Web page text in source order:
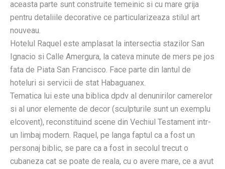
aceasta parte sunt construite temeinic si cu mare grija
pentru detaliile decorative ce particularizeaza stilul art
nouveau.
Hotelul Raquel este amplasat la intersectia stazilor San
Ignacio si Calle Amergura, la cateva minute de mers pe jos
fata de Piata San Francisco. Face parte din lantul de
hoteluri si servicii de stat Habaguanex.
Tematica lui este una biblica dpdv al denunirilor camerelor
si al unor elemente de decor (sculpturile sunt un exemplu
elcovent), reconstituind scene din Vechiul Testament intr-
un limbaj modern. Raquel, pe langa faptul ca a fost un
personaj biblic, se pare ca a fost in secolul trecut o
cubaneza cat se poate de reala, cu o avere mare, ce a avut